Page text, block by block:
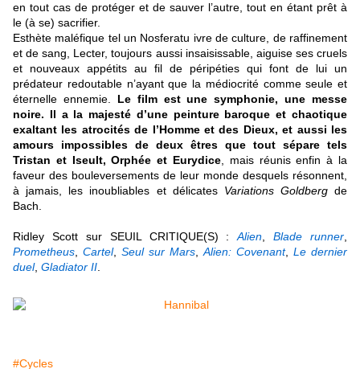
en tout cas de protéger et de sauver l’autre, tout en étant prêt à
le (à se) sacrifier.
Esthète maléfique tel un Nosferatu ivre de culture, de raffinement
et de sang, Lecter, toujours aussi insaisissable, aiguise ses cruels
et nouveaux appétits au fil de péripéties qui font de lui un
prédateur redoutable n’ayant que la médiocrité comme seule et
éternelle ennemie. Le film est une symphonie, une messe
noire. Il a la majesté d’une peinture baroque et chaotique
exaltant les atrocités de l’Homme et des Dieux, et aussi les
amours impossibles de deux êtres que tout sépare tels
Tristan et Iseult, Orphée et Eurydice , mais réunis enfin à la
faveur des bouleversements de leur monde desquels résonnent,
à jamais, les inoubliables et délicates Variations Goldbergde
Bach
Ridley Scott sur SEUIL CRITIQUE(S) :Alien ,Blade runner
Prometheus
Cartel, Seul sur Mars Alien: Covenant, Le dernier
duel, Gladiator II
#Cycles